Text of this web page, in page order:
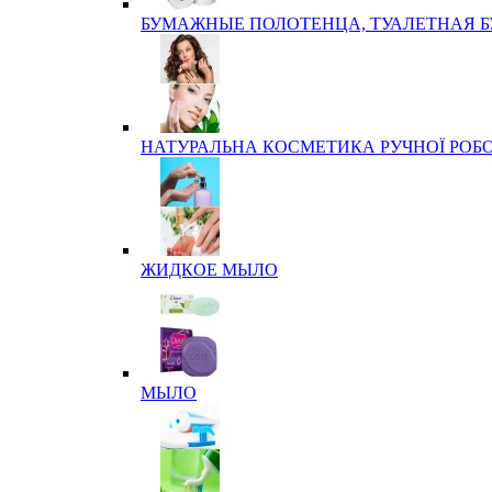
БУМАЖНЫЕ ПОЛОТЕНЦА, ТУАЛЕТНАЯ
НАТУРАЛЬНА КОСМЕТИКА РУЧНОЇ
ЖИДКОЕ МЫЛО
МЫЛО